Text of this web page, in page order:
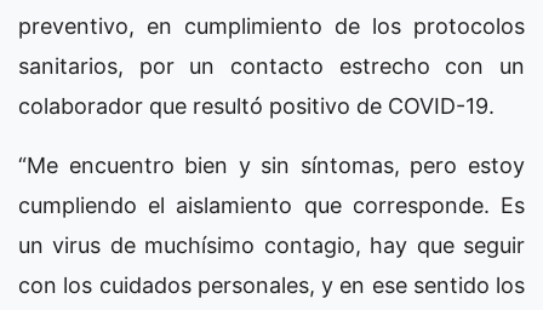
preventivo, en cumplimiento de los protocolos
sanitarios, por un contacto estrecho con un
colaborador que resultó positivo de COVID-19.
“Me encuentro bien y sin síntomas, pero estoy
cumpliendo el aislamiento que corresponde. Es
un virus de muchísimo contagio, hay que seguir
con los cuidados personales, y en ese sentido los